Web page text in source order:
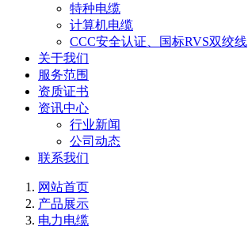
特种电缆
计算机电缆
CCC安全认证、国标RVS双绞线
关于我们
服务范围
资质证书
资讯中心
行业新闻
公司动态
联系我们
网站首页
产品展示
电力电缆